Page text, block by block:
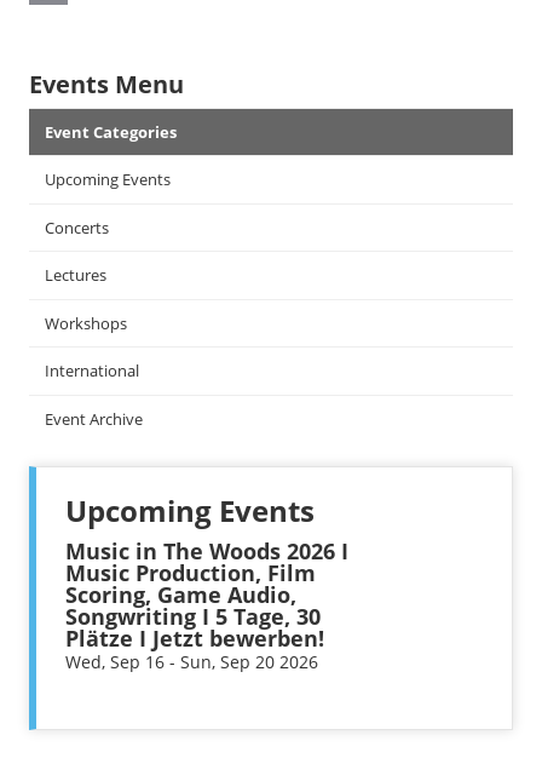
Events Menu
Event Categories
Upcoming Events
Concerts
Lectures
Workshops
International
Event Archive
Upcoming Events
Music in The Woods 2026 I
Music Production, Film
Scoring, Game Audio,
Songwriting I 5 Tage, 30
Plätze I Jetzt bewerben!
Wed, Sep 16 - Sun, Sep 20 2026